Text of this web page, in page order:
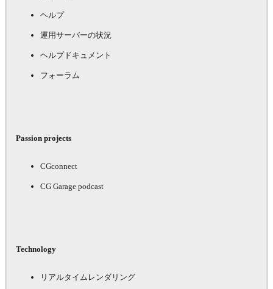
ヘルプ
運用サーバーの状況
ヘルプドキュメント
フォーラム
Passion projects
CGconnect
CG Garage podcast
Technology
リアルタイムレンダリング